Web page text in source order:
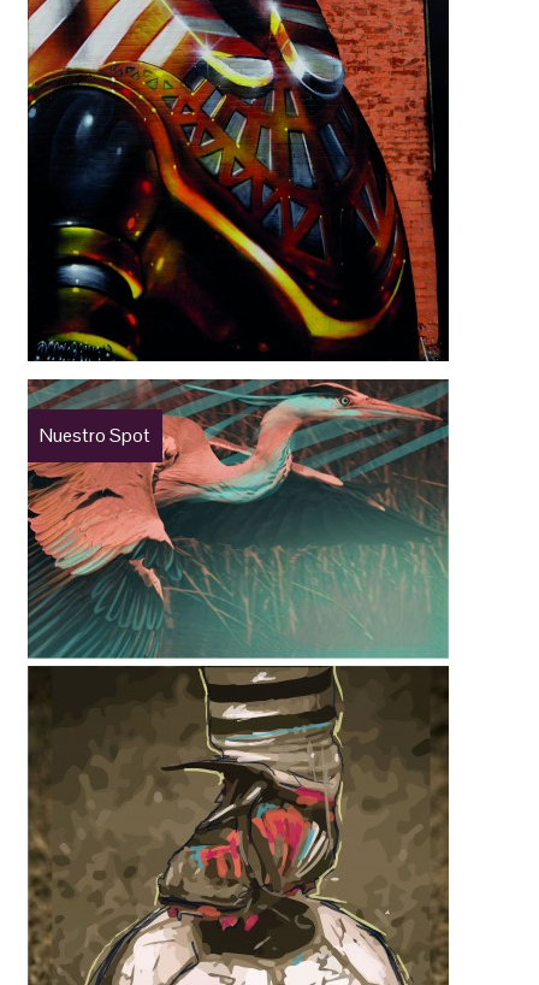
Nuestro Spot